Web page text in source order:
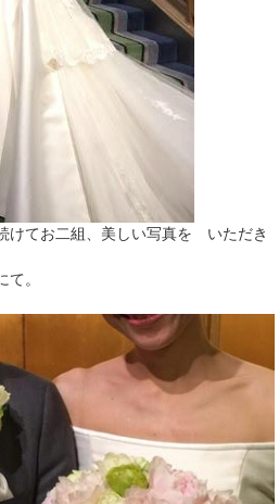
てお二組、美しい写真を いただき
。